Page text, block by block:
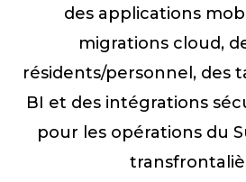
des applications
migrations cloud,
résidents/personnel, des
BI et des intégrations
pour les opérations du